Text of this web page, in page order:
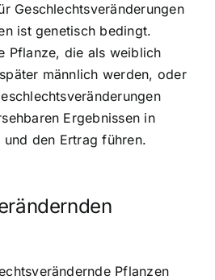
Geschlechtsveränderungen
ist genetisch bedingt.
Pflanze, die als weiblich
männlich werden, oder
Ergebnissen in
den Ertrag führen.
Pflanzen